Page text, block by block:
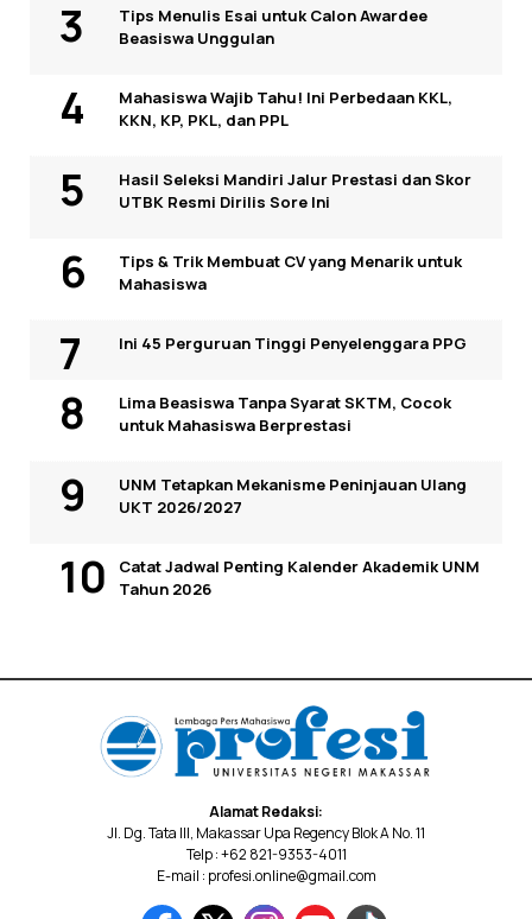
Tips Menulis Esai untuk Calon Awardee
Beasiswa Unggulan
Mahasiswa Wajib Tahu! Ini Perbedaan KKL,
KKN, KP, PKL, dan PPL
Hasil Seleksi Mandiri Jalur Prestasi dan Skor
UTBK Resmi Dirilis Sore Ini
Tips & Trik Membuat CV yang Menarik untuk
Mahasiswa
Ini 45 Perguruan Tinggi Penyelenggara PPG
Lima Beasiswa Tanpa Syarat SKTM, Cocok
untuk Mahasiswa Berprestasi
UNM Tetapkan Mekanisme Peninjauan Ulang
UKT 2026/2027
Catat Jadwal Penting Kalender Akademik UNM
Tahun 2026
Alamat Redaksi:
Jl. Dg. Tata III, Makassar Upa Regency Blok A No. 11
Telp : +62 821-9353-4011
E-mail : profesi.online@gmail.com